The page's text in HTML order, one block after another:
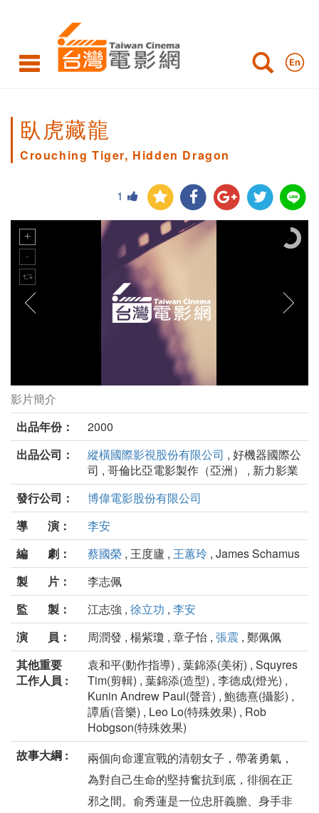
臥虎藏龍
Crouching Tiger, Hidden Dragon
1
臥虎藏龍劇照
影片簡介
出品年份：
2000
出品公司：
縱橫國際影視股份有限公司 , 好機器國際公
司 , 哥倫比亞電影製作（亞洲） , 新力影業
發行公司：
博偉電影股份有限公司
導 演：
李安
編 劇：
蔡國榮 , 王度廬 , 王蕙玲 , James Schamus
製 片：
李志佩
監 製：
江志強 , 徐立功 , 李安
演 員：
周潤發 , 楊紫瓊 , 章子怡 , 張震 , 鄭佩佩
其他重要
工作人員 :
袁和平(動作指導) , 葉錦添(美術) , Squyres
Tim(剪輯) , 葉錦添(造型) , 李德成(燈光) ,
Kunin Andrew Paul(聲音) , 鮑德熹(攝影) ,
譚盾(音樂) , Leo Lo(特殊效果) , Rob
Hobgson(特殊效果)
故事大綱 :
兩個向命運宣戰的清朝女子，帶著勇氣，
為對自己生命的堅持奮抗到底，徘徊在正
邪之間。俞秀蓮是一位忠肝義膽、身手非